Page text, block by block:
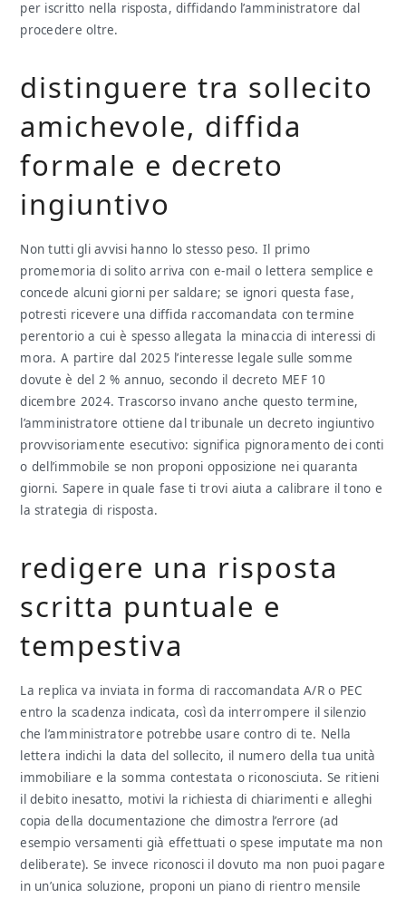
per iscritto nella risposta, diffidando l’amministratore dal
procedere oltre.
distinguere tra sollecito
amichevole, diffida
formale e decreto
ingiuntivo
Non tutti gli avvisi hanno lo stesso peso. Il primo
promemoria di solito arriva con e-mail o lettera semplice e
concede alcuni giorni per saldare; se ignori questa fase,
potresti ricevere una diffida raccomandata con termine
perentorio a cui è spesso allegata la minaccia di interessi di
mora. A partire dal 2025 l’interesse legale sulle somme
dovute è del 2 % annuo, secondo il decreto MEF 10
dicembre 2024. Trascorso invano anche questo termine,
l’amministratore ottiene dal tribunale un decreto ingiuntivo
provvisoriamente esecutivo: significa pignoramento dei conti
o dell’immobile se non proponi opposizione nei quaranta
giorni. Sapere in quale fase ti trovi aiuta a calibrare il tono e
la strategia di risposta.
redigere una risposta
scritta puntuale e
tempestiva
La replica va inviata in forma di raccomandata A/R o PEC
entro la scadenza indicata, così da interrompere il silenzio
che l’amministratore potrebbe usare contro di te. Nella
lettera indichi la data del sollecito, il numero della tua unità
immobiliare e la somma contestata o riconosciuta. Se ritieni
il debito inesatto, motivi la richiesta di chiarimenti e alleghi
copia della documentazione che dimostra l’errore (ad
esempio versamenti già effettuati o spese imputate ma non
deliberate). Se invece riconosci il dovuto ma non puoi pagare
in un’unica soluzione, proponi un piano di rientro mensile